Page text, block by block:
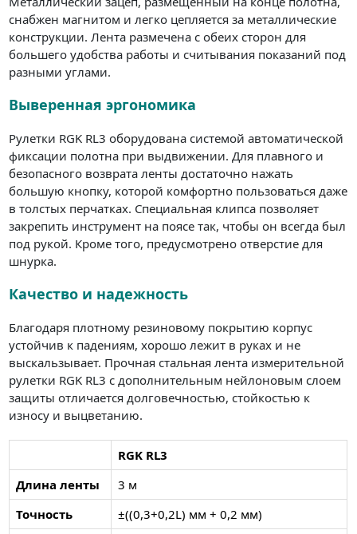
снабжен магнитом и легко цепляется за металлические
конструкции. Лента размечена с обеих сторон для
большего удобства работы и считывания показаний под
разными углами.
Выверенная эргономика
Рулетки RGK RL3 оборудована системой автоматической
фиксации полотна при выдвижении. Для плавного и
безопасного возврата ленты достаточно нажать
большую кнопку, которой комфортно пользоваться даже
в толстых перчатках. Специальная клипса позволяет
закрепить инструмент на поясе так, чтобы он всегда был
под рукой. Кроме того, предусмотрено отверстие для
шнурка.
Качество и надежность
Благодаря плотному резиновому покрытию корпус
устойчив к падениям, хорошо лежит в руках и не
выскальзывает. Прочная стальная лента измерительной
рулетки RGK RL3 с дополнительным нейлоновым слоем
защиты отличается долговечностью, стойкостью к
износу и выцветанию.
RGK RL3
Длина ленты
3 м
Точность
±((0,3+0,2L) мм + 0,2 мм)